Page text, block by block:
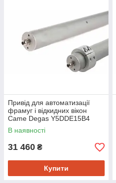
Привід для автоматизації
фрамуг і відкидних вікон
Came Degas Y5DDE15B4
В наявності
31 460 ₴
Купити